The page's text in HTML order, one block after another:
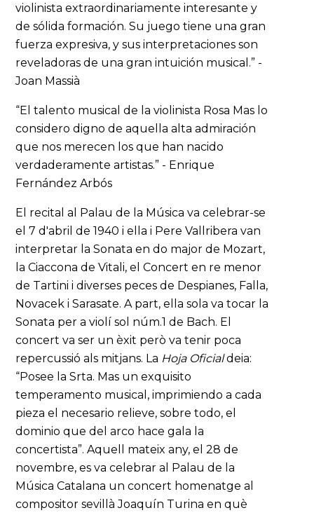
violinista extraordinariamente interesante y
de sólida formación. Su juego tiene una gran
fuerza expresiva, y sus interpretaciones son
reveladoras de una gran intuición musical.” -
Joan Massià
“El talento musical de la violinista Rosa Mas lo
considero digno de aquella alta admiración
que nos merecen los que han nacido
verdaderamente artistas.” - Enrique
Fernández Arbós
El recital al Palau de la Música va celebrar-se
el 7 d'abril de 1940 i ella i Pere Vallribera van
interpretar la Sonata en do major de Mozart,
la Ciaccona de Vitali, el Concert en re menor
de Tartini i diverses peces de Despianes, Falla,
Novacek i Sarasate. A part, ella sola va tocar la
Sonata per a violí sol núm.1 de Bach. El
concert va ser un èxit però va tenir poca
repercussió als mitjans. La Hoja Oficialdeia:
“Posee la Srta. Mas un exquisito
temperamento musical, imprimiendo a cada
pieza el necesario relieve, sobre todo, el
dominio que del arco hace gala la
concertista”. Aquell mateix any, el 28 de
novembre, es va celebrar al Palau de la
Música Catalana un concert homenatge al
compositor sevillà Joaquín Turina en què